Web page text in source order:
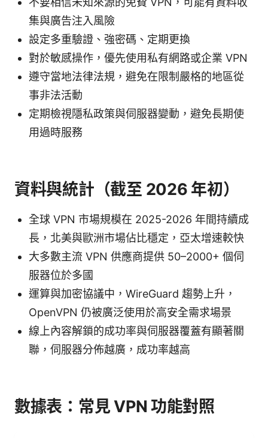
集與廣告注入風險
設定多重驗證、強密碼、定期更換
對於敏感操作，優先使用私有網路或企業 VPN
遵守當地法律法規，避免在限制嚴格的地區從
事非法活動
定期檢視隱私政策與伺服器變動，避免長期使
用過時服務
資料與統計（截至 2026 年初）
全球 VPN 市場規模在 2025-2026 年間持續成
長，北美與歐洲市場佔比穩定，亞太增速較快
大多數主流 VPN 供應商提供 50–2000+ 個伺
服器位於多國
運算與加密協議中，WireGuard 趨勢上升，
OpenVPN 仍被廣泛使用於高安全需求場景
線上內容解鎖的成功率與伺服器覆蓋有顯著關
聯，伺服器分佈越廣，成功率越高
數據表：常見 VPN 功能對照